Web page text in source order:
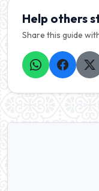
Help others
Share this guide